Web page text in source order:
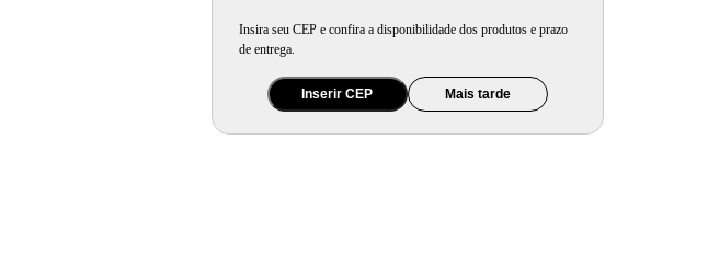
Insira seu CEP e confira a disponibilidade dos produtos e prazo
de entrega.
Inserir CEP Mais tarde